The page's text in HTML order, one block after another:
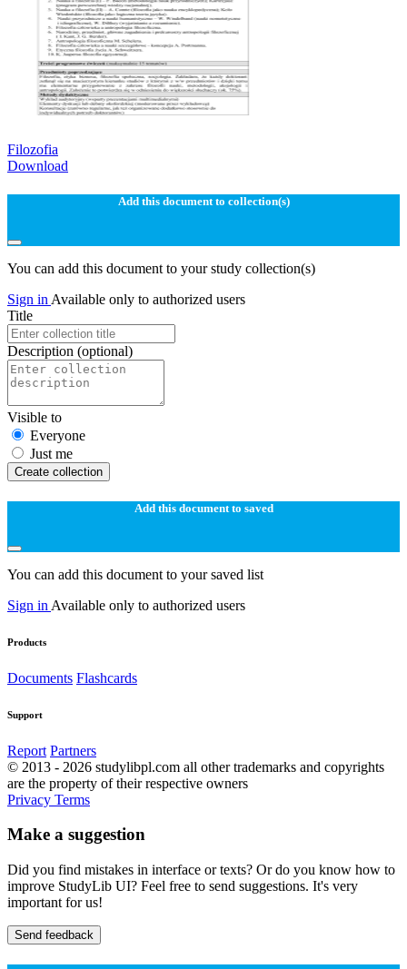
Filozofia
Download
Add this document to collection(s)
You can add this document to your study collection(s)
Sign in Available only to authorized users
Title
Description (optional)
Visible to
Everyone
Just me
Create collection
Add this document to saved
You can add this document to your saved list
Sign in Available only to authorized users
Products
Documents Flashcards
Support
Report Partners
© 2013 - 2026 studylibpl.com all other trademarks and copyrights
are the property of their respective owners
Privacy Terms
Make a suggestion
Did you find mistakes in interface or texts? Or do you know how to
improve StudyLib UI? Feel free to send suggestions. It's very
important for us!
Send feedback